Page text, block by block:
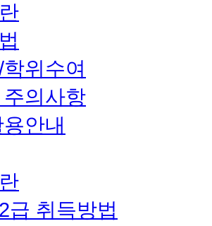
위수여
의사항
안내
급 취득방법